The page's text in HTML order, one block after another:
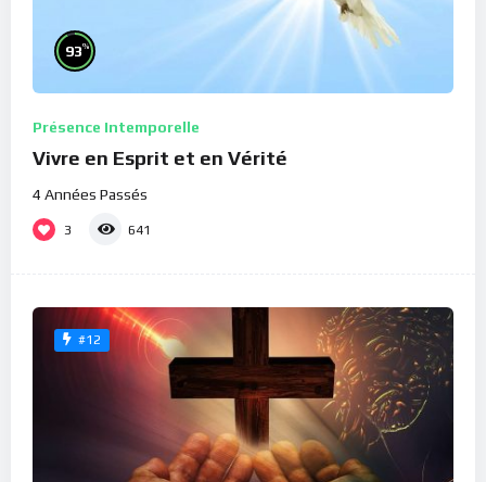
93%
Présence Intemporelle
Vivre en Esprit et en Vérité
4 Années Passés
3 641
#12